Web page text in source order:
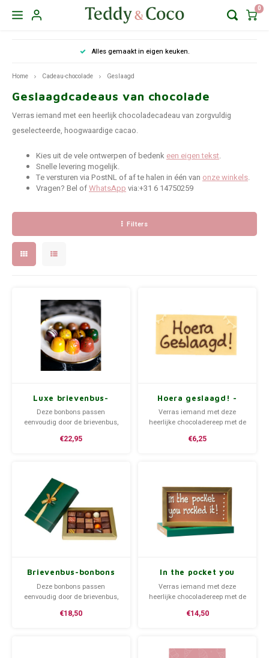
Hoofdmenu / chocolade met tekst
Repen
Harten
XL Harten
Plakkaten
Ronde plakkaten
Reepjes
Hoofdmenu / chocolade met logo
Bonbons met logo
Hoofdmenu / cadeau-chocolade
Moederdag
Vaderdag
Juf en Meesterdag
Chocolade bites
Valentijns/liefde chocolade
Verjaardag
Geboorte / Zwanger
Beterschap
Samenwonen / Verhuizen
Zorgtoppers
Geslaagd
0
De lekkerste brievenbus-
Home Cadeau-chocolade Geslaagd
Geslaagdcadeaus van chocolade
Verras iemand met een heerlijk chocoladecadeau van zorgvuldig
geselecteerde, hoogwaardige cacao.
Kies uit de vele ontwerpen of bedenk een eigen tekst.
Snelle levering mogelijk.
Te versturen via PostNL of af te halen in één van onze winkels.
Vragen? Bel ofWhatsApp via:+31 6 14750259
Filters
Luxe brievenbus-
bonbons
Deze bonbons passen
eenvoudig door de brievenbus,
verrassen! Kies tijdens het
€22,95
Hoera geslaagd! -
chocoladereepje met
tekst
Verras iemand met deze
heerlijke chocoladereep met de
tijdens het bestellen een
€6,25
Brievenbus-bonbons
Deze bonbons passen
eenvoudig door de brievenbus,
verrassen! Kies tijdens het
€18,50
In the pocket you
rocked it!! -
Chocoladereep met
Verras iemand met deze
heerlijke chocoladereep met de
it!!
€14,50